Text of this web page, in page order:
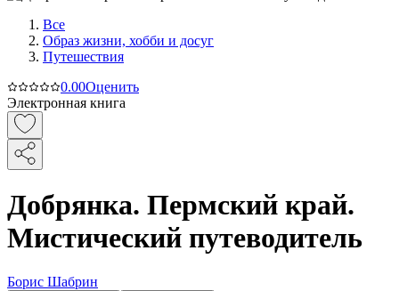
Все
Образ жизни, хобби и досуг
Путешествия
0.00Оценить
Электронная книга
Добрянка. Пермский край.
Мистический путеводитель
Борис Шабрин